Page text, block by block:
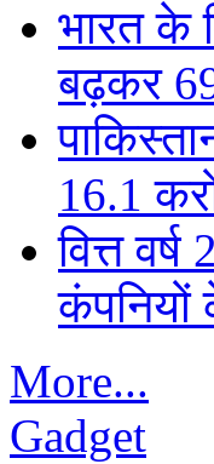
भारत के
बढ़कर
16.1
वित्त
More...
Gadget